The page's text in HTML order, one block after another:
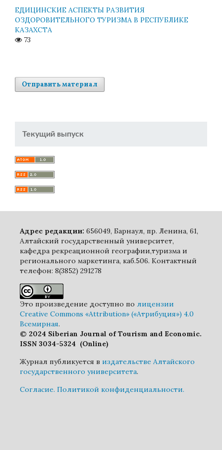
ЕДИЦИНСКИЕ АСПЕКТЫ РАЗВИТИЯ
ОЗДОРОВИТЕЛЬНОГО ТУРИЗМА В РЕСПУБЛИКЕ
КАЗАХСТА
73
Отправить материал
Текущий выпуск
Адрес редакции: 656049, Барнаул, пр. Ленина, 61,
Алтайский государственный университет,
кафедра рекреационной географии,туризма и
регионального маркетинга, каб.506. Контактный
телефон: 8(3852) 291278
Это произведение доступно по лицензии
Creative Commons «Attribution» («Атрибуция») 4.0
Всемирная.
© 2024 Siberian Journal of Tourism and Economic.
ISSN 3034-5324 (Online)
Журнал публикуется в издательстве Алтайского
государственного университета.
Cогласие. Политикой конфиденциальности.